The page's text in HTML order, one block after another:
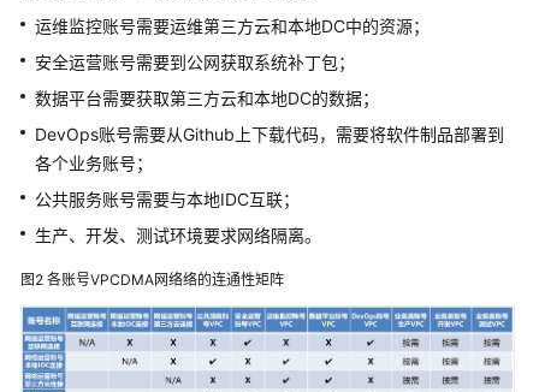
安
AI
防
护
者
解
决
案
州
友
声
运维监控账号需要运维第三方云和本地DC中的资源；
安全运营账号需要到公网获取系统补丁包；
数据平台需要获取第三方云和本地DC的数据；
DevOps账号需要从Github上下载代码，需要将软件制品部署到
各个业务账号；
公共服务账号需要与本地IDC互联；
生产、开发、测试环境要求网络隔离。
图2 各账号VPCDMA网络络的连通性矩阵